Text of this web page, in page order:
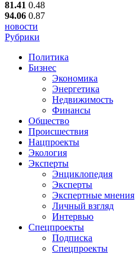
81.41 0.48
94.06 0.87
новости
Рубрики
Политика
Бизнес
Экономика
Энергетика
Недвижимость
Финансы
Общество
Происшествия
Нацпроекты
Экология
Эксперты
Энциклопедия
Эксперты
Экспертные мнения
Личный взгляд
Интервью
Спецпроекты
Подписка
Спецпроекты